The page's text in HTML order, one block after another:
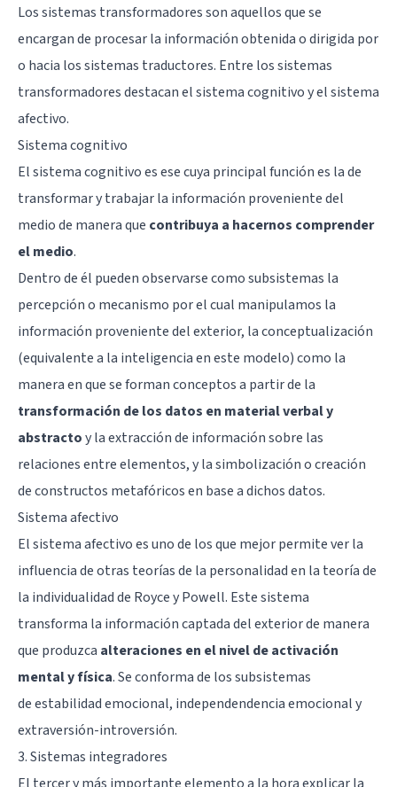
Los sistemas transformadores son aquellos que se
encargan de procesar la información obtenida o dirigida por
o hacia los sistemas traductores. Entre los sistemas
transformadores destacan el sistema cognitivo y el sistema
afectivo.
Sistema cognitivo
El sistema cognitivo es ese cuya principal función es la de
transformar y trabajar la información proveniente del
medio de manera que contribuya a hacernos comprender
el medio.
Dentro de él pueden observarse como subsistemas la
percepción o mecanismo por el cual manipulamos la
información proveniente del exterior, la conceptualización
(equivalente a la inteligenciaen este modelo) como la
manera en que se forman conceptos a partir de la
transformación de los datos en material verbal y
abstractoy la extracción de información sobre las
relaciones entre elementos, y la simbolización o creación
de constructos metafóricos en base a dichos datos.
Sistema afectivo
El sistema afectivo es uno de los que mejor permite ver la
influencia de otras teorías de la personalidad en la teoría de
la individualidad de Royce y Powell. Este sistema
transforma la información captada del exterior de manera
que produzca alteraciones en el nivel de activación
mental y física. Se conforma de los subsistemas
deestabilidad emocional, independendencia emocional y
extraversión-introversión.
3. Sistemas integradores